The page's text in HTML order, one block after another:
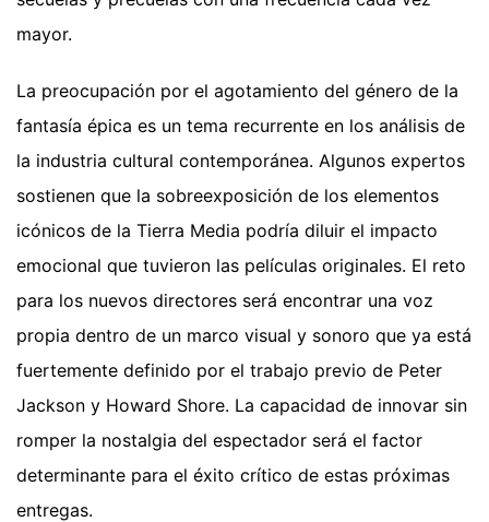
mayor.
La preocupación por el agotamiento del género de la
fantasía épica es un tema recurrente en los análisis de
la industria cultural contemporánea. Algunos expertos
sostienen que la sobreexposición de los elementos
icónicos de la Tierra Media podría diluir el impacto
emocional que tuvieron las películas originales. El reto
para los nuevos directores será encontrar una voz
propia dentro de un marco visual y sonoro que ya está
fuertemente definido por el trabajo previo de Peter
Jackson y Howard Shore. La capacidad de innovar sin
romper la nostalgia del espectador será el factor
determinante para el éxito crítico de estas próximas
entregas.